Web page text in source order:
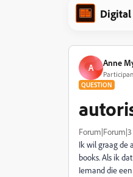
A Anne
QUESTION
Ik wil graag de
books. Als ik
Iemand die